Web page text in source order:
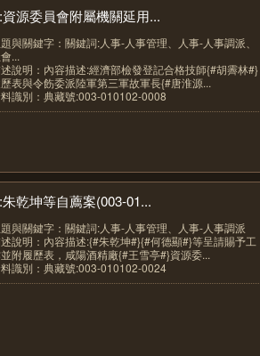
源委員會附屬機關延用...
與關鍵字：關鍵詞:人事-人事管理、人事-人事調派、
...
說明：內容描述:經濟部檢發登記合格技師{#胡霽林#}
表與令飭委派陸軍第三軍故軍長{#唐淮源...
識別：典藏號:003-010102-0008
乾坤等自薦案(003-01...
與關鍵字：關鍵詞:人事-人事管理、人事-人事調派
說明：內容描述:{#朱乾坤#}{#何德顯#}等呈請賜予工
附履歷表，咸陽酒精廠{#王雪亭#}資源委...
識別：典藏號:003-010102-0024